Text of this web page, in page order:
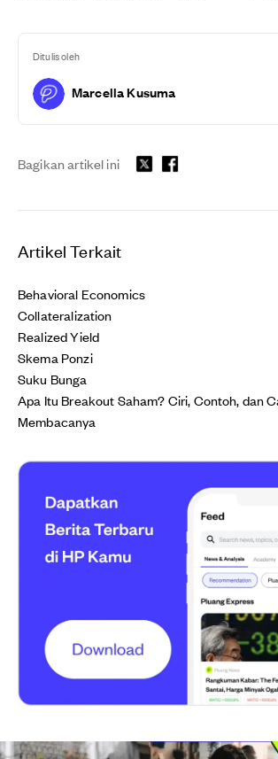
Ditulis oleh
Marcella Kusuma
Bagikan artikel ini
Artikel Terkait
Behavioral Economics
Collateralization
Realized Yield
Skema Ponzi
Suku Bunga
Apa Itu Breakout Saham? Ciri, Contoh, dan
Membacanya